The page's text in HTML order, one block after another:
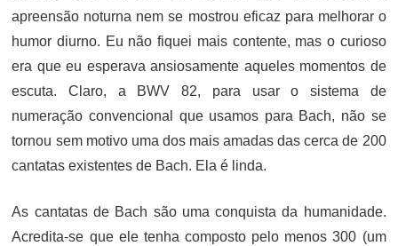
apreensão noturna nem se mostrou eficaz para melhorar o
humor diurno. Eu não fiquei mais contente, mas o curioso
era que eu esperava ansiosamente aqueles momentos de
escuta. Claro, a BWV 82, para usar o sistema de
numeração convencional que usamos para Bach, não se
tornou sem motivo uma dos mais amadas das cerca de 200
cantatas existentes de Bach. Ela é linda.
As cantatas de Bach são uma conquista da humanidade.
Acredita-se que ele tenha composto pelo menos 300 (um